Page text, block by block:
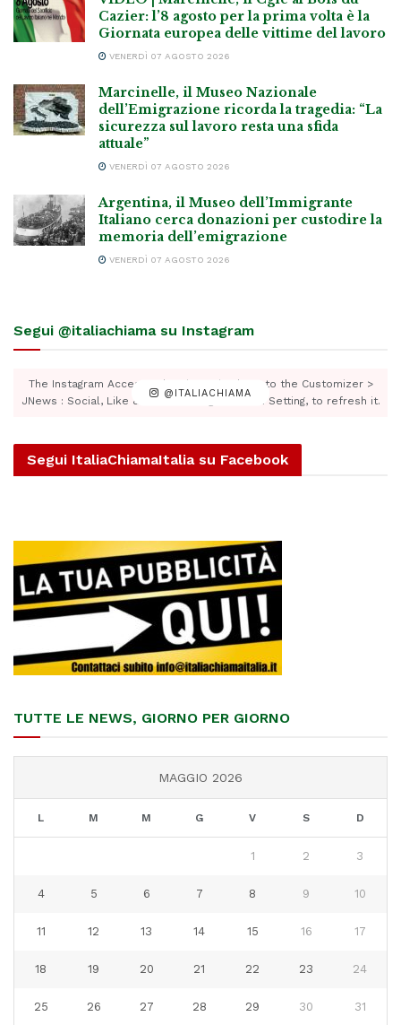
Cazier: l’8 agosto per la prima volta è la
Giornata europea delle vittime del lavoro
VENERDÌ 07 AGOSTO 2026
Marcinelle, il Museo Nazionale
dell’Emigrazione ricorda la tragedia: “La
sicurezza sul lavoro resta una sfida
attuale”
VENERDÌ 07 AGOSTO 2026
Argentina, il Museo dell’Immigrante
Italiano cerca donazioni per custodire la
memoria dell’emigrazione
VENERDÌ 07 AGOSTO 2026
Segui @italiachiama su Instagram
@ITALIACHIAMA
The Instagram Access Token is expired, Go to the Customizer >
JNews : Social, Like & View > Instagram Feed Setting, to refresh it.
Segui ItaliaChiamaItalia su Facebook
TUTTE LE NEWS, GIORNO PER GIORNO
MAGGIO 2026
L M M G V S D
1 2 3
4 5 6 7 8 9 10
11 12 13 14 15 16 17
18 19 20 21 22 23 24
25 26 27 28 29 30 31